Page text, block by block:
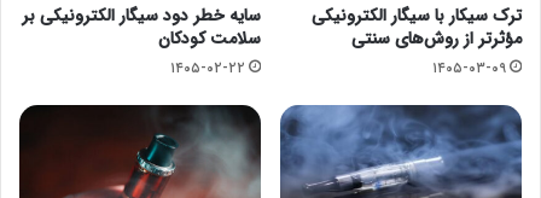
ترک سیکار با سیگار الکترونیکی
مؤثرتر از روش‌های سنتی
۱۴۰۵-۰۳-۰۹
سایه خطر دود سیگار الکترونیکی بر
سلامت کودکان
۱۴۰۵-۰۲-۲۲